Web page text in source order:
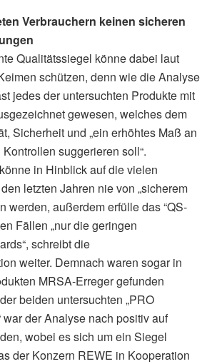
Verbrauchern keinen sicheren
Qualitätssiegel könne dabei laut
schützen, denn wie die Analyse
jedes der untersuchten Produkte mit
gewesen, welches dem
Sicherheit und „ein erhöhtes Maß an
suggerieren soll“.
in Hinblick auf die vielen
letzten Jahren nie von „sicherem
werden, außerdem erfülle das “QS-
Fällen „nur die geringen
schreibt die
weiter. Demnach waren sogar in
MRSA-Erreger gefunden
beiden untersuchten „PRO
war der Analyse nach positiv auf
wobei es sich um ein Siegel
der Konzern REWE in Kooperation